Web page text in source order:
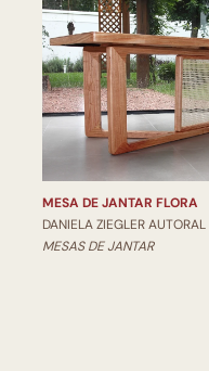
MESA DE JANTAR FLORA
DANIELA ZIEGLER AUTORAL
MESAS DE JANTAR